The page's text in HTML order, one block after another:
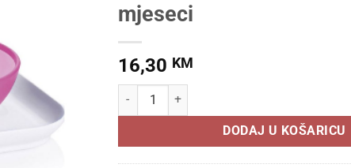
mjeseci
16,30 KM
MAM Dječja zdjelica i tanjur 6+ mjeseci količina
DODAJ U KOŠARICU